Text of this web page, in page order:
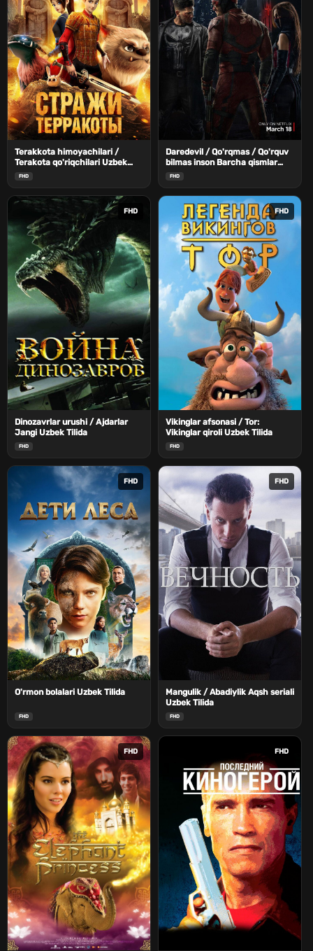
Terakkota himoyachilari /
Terakota qo'riqchilari Uzbek
Tilida
FHD
Daredevil / Qo'rqmas / Qo'rquv
bilmas inson Barcha qismlar
Uzbek Tilida
FHD
FHD
Dinozavrlar urushi / Ajdarlar
Jangi Uzbek Tilida
FHD
FHD
Vikinglar afsonasi / Tor:
Vikinglar qiroli Uzbek Tilida
FHD
FHD
O'rmon bolalari Uzbek Tilida
FHD
FHD
Mangulik / Abadiylik Aqsh seriali
Uzbek Tilida
FHD
FHD FHD